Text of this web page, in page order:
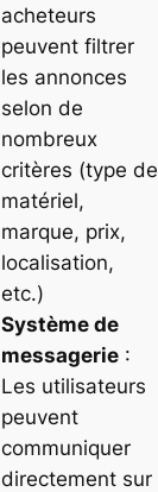
acheteurs
peuvent filtrer
les annonces
selon de
nombreux
critères (type de
matériel,
marque, prix,
localisation,
etc.)
Système de
messagerie:
Les utilisateurs
peuvent
communiquer
directement sur